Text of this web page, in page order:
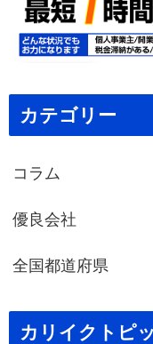
カテゴリー
コラム
優良会社
全国都道府県
カリイクトピ